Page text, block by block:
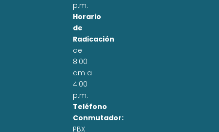
p.m.
Horario
de
Radicación
de
8:00
am a
4:00
p.m.
Teléfono
Conmutador:
PBX